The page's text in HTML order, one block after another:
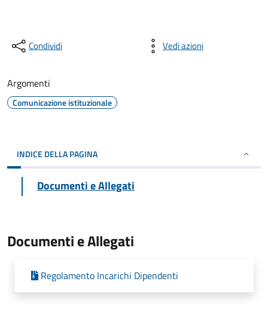
Condividi Vedi azioni
Argomenti
Comunicazione istituzionale
INDICE DELLA PAGINA
Documenti e Allegati
Documenti e Allegati
Regolamento Incarichi Dipendenti